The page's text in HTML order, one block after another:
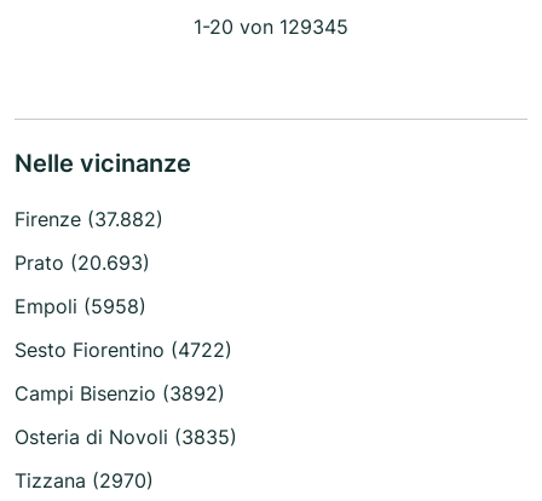
1-20 von 129345
Nelle vicinanze
Firenze (37.882)
Prato (20.693)
Empoli (5958)
Sesto Fiorentino (4722)
Campi Bisenzio (3892)
Osteria di Novoli (3835)
Tizzana (2970)